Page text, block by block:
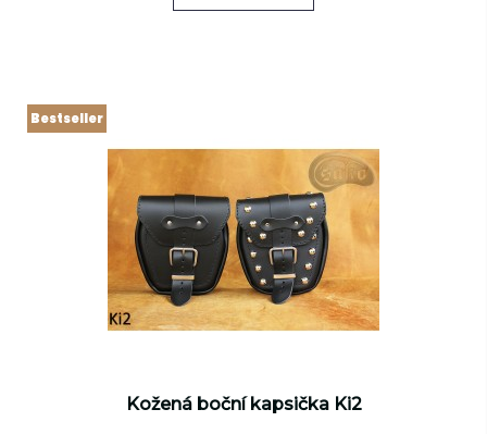
Kožená boční kapsička Ki2
Bestseller